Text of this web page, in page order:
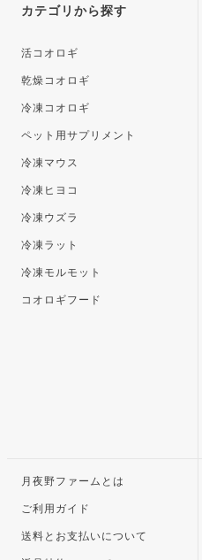
カテゴリから探す
活コオロギ
乾燥コオロギ
冷凍コオロギ
ペット用サプリメント
冷凍マウス
冷凍ヒヨコ
冷凍ウズラ
冷凍ラット
冷凍モルモット
コオロギフード
月夜野ファームとは
ご利用ガイド
送料とお支払いについて